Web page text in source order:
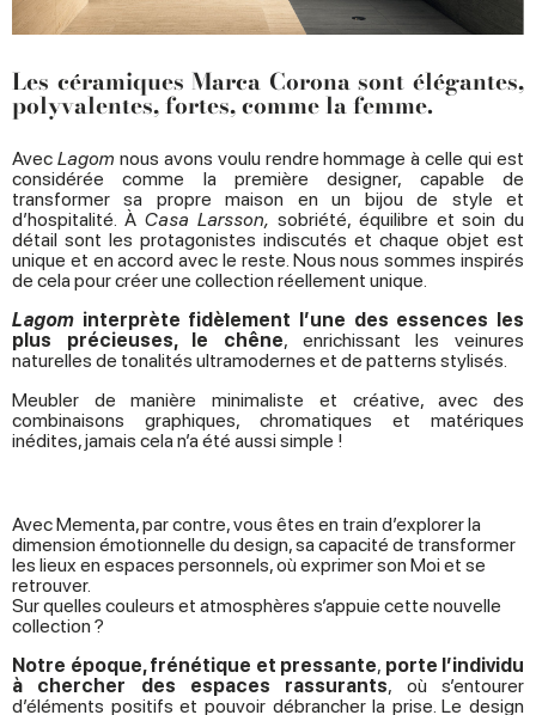
Les céramiques Marca Corona sont élégantes,
polyvalentes, fortes, comme la femme.
Avec Lagom nous avons voulu rendre hommage à celle qui est
considérée comme la première designer, capable de
transformer sa propre maison en un bijou de style et
d’hospitalité. À Casa Larsson, sobriété, équilibre et soin du
détail sont les protagonistes indiscutés et chaque objet est
unique et en accord avec le reste. Nous nous sommes inspirés
de cela pour créer une collection réellement unique.
Lagom interprète fidèlement l’une des essences les
plus précieuses, le chêne, enrichissant les veinures
naturelles de tonalités ultramodernes et de patterns stylisés.
Meubler de manière minimaliste et créative, avec des
combinaisons graphiques, chromatiques et matériques
inédites, jamais cela n’a été aussi simple !
Avec Mementa, par contre, vous êtes en train d’explorer la
dimension émotionnelle du design, sa capacité de transformer
les lieux en espaces personnels, où exprimer son Moi et se
retrouver.
Sur quelles couleurs et atmosphères s’appuie cette nouvelle
collection ?
Notre époque, frénétique et pressante, porte l’individu
à chercher des espaces rassurants, où s’entourer
d’éléments positifs et pouvoir débrancher la prise. Le design